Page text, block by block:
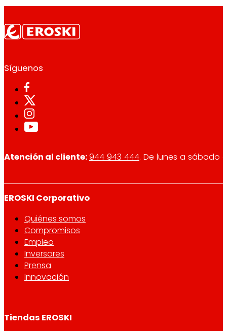
Síguenos
Atención al cliente:944 943 444. De lunes a sábado
EROSKI Corporativo
Quiénes somos
Compromisos
Empleo
Inversores
Prensa
Innovación
Tiendas EROSKI